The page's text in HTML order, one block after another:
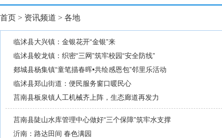
首页 > 资讯频道 > 各地
临沭县大兴镇：金银花开“金银”来
临沭县蛟龙镇：织密“三网”筑牢校园“安全防线”
郯城县杨集镇“童笔描春晖•共绘感恩包”邻里乐活动
临沭县郑山街道：便民服务窗口暖民心
莒南县板泉镇人工机械齐上阵，生态廊道再发力
莒南县陡山水库管理中心做好“三个保障”筑牢水支撑
沂南：路达田间 春色满园